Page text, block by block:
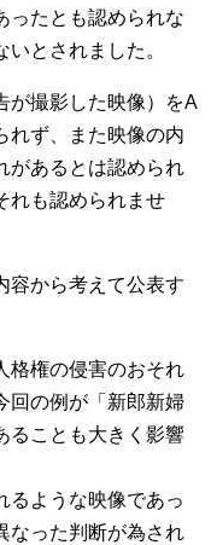
ったとも認められな
とされました。
が撮影した映像）をA
れず、また映像の内
があるとは認められ
れも認められませ
容から考えて公表す
格権の侵害のおそれ
回の例が「新郎新婦
ることも大きく影響
るような映像であっ
なった判断が為され